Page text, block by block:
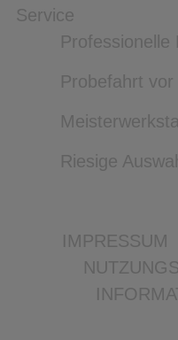
Service
Professionelle
Probefahrt
Riesige
IMPRESSUM